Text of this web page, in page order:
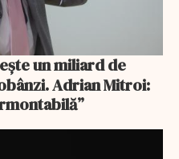
Adrian Mitroi: